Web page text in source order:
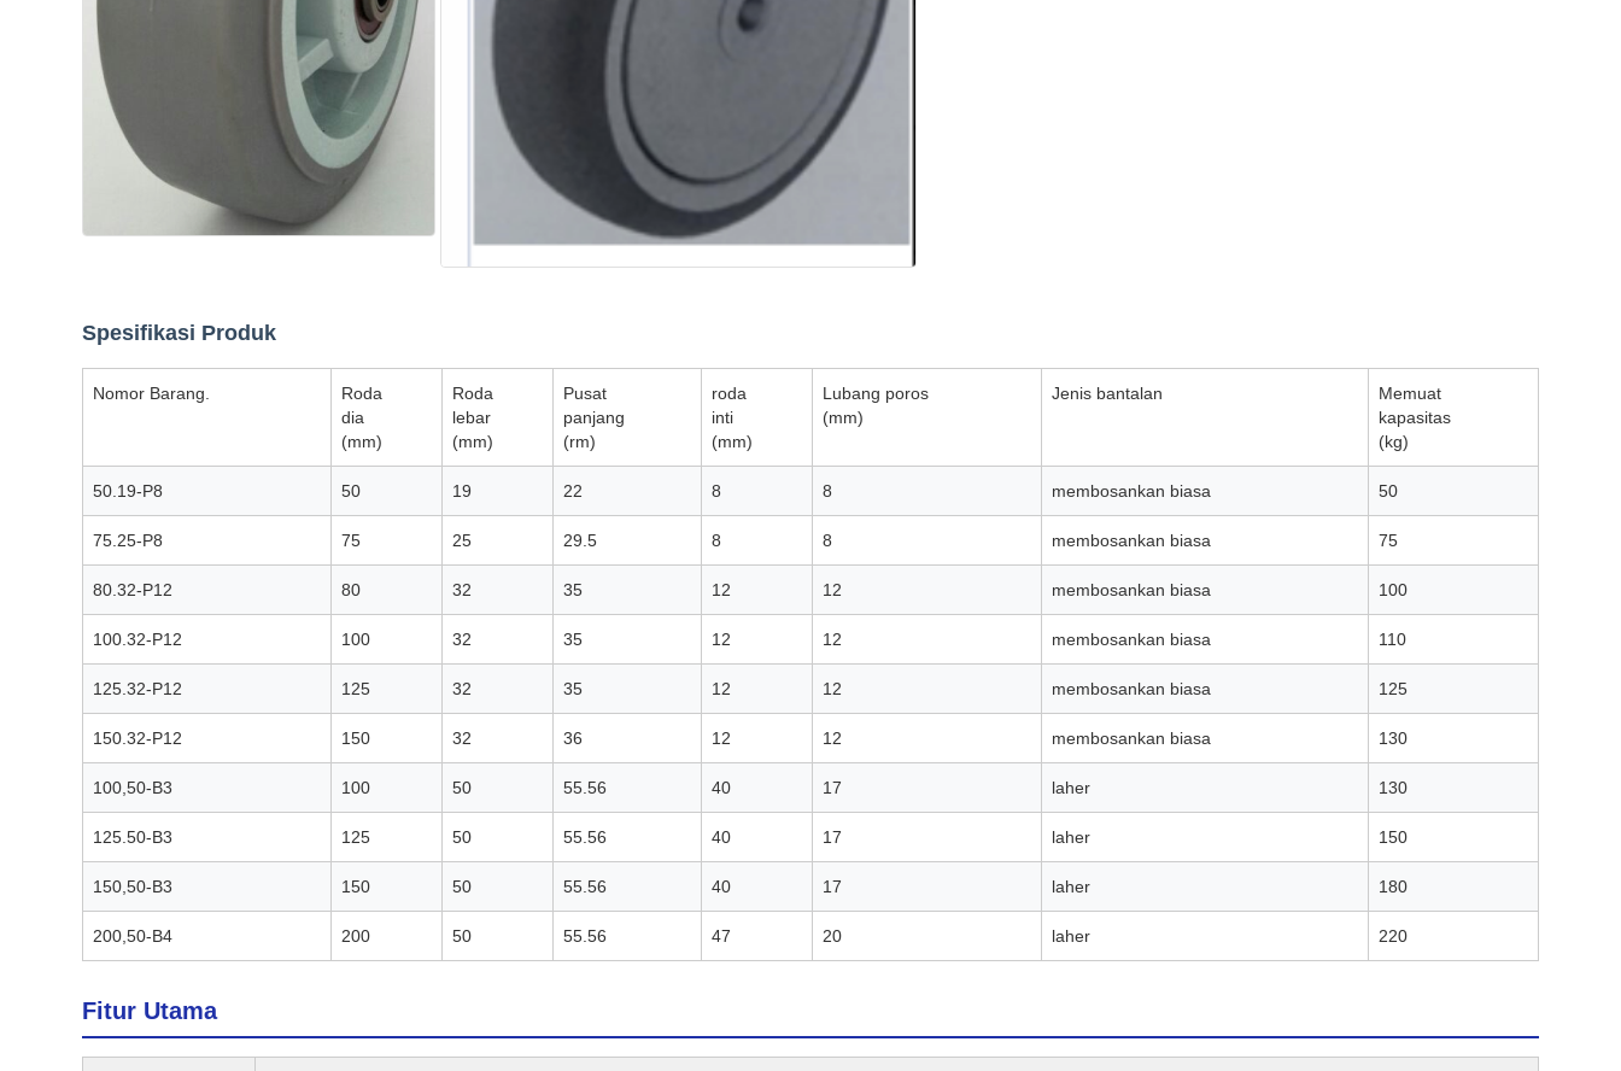
Spesifikasi Produk
Nomor Barang.
Roda
dia
(mm)
Roda
lebar
(mm)
Pusat
panjang
(rm)
roda
inti
(mm)
Lubang poros
(mm)
Jenis bantalan
Memuat
kapasitas
(kg)
50.19-P8 50 19 22 8 8 membosankan biasa 50
75.25-P8 75 25 29.5 8 8 membosankan biasa 75
80.32-P12 80 32 35 12 12 membosankan biasa 100
100.32-P12 100 32 35 12 12 membosankan biasa 110
125.32-P12 125 32 35 12 12 membosankan biasa 125
150.32-P12 150 32 36 12 12 membosankan biasa 130
100,50-B3 100 50 55.56 40 17 laher 130
125.50-B3 125 50 55.56 40 17 laher 150
150,50-B3 150 50 55.56 40 17 laher 180
200,50-B4 200 50 55.56 47 20 laher 220
Fitur Utama